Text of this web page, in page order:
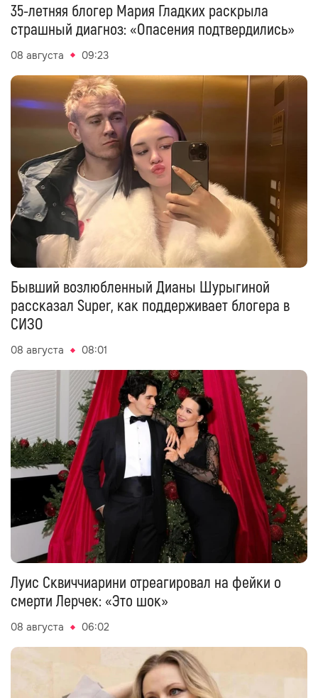
35-летняя блогер Мария Гладких раскрыла
страшный диагноз: «Опасения подтвердились»
08 августа 09:23
Бывший возлюбленный Дианы Шурыгиной
рассказал Super, как поддерживает блогера в
СИЗО
08 августа 08:01
Луис Сквиччиарини отреагировал на фейки о
смерти Лерчек: «Это шок»
08 августа 06:02